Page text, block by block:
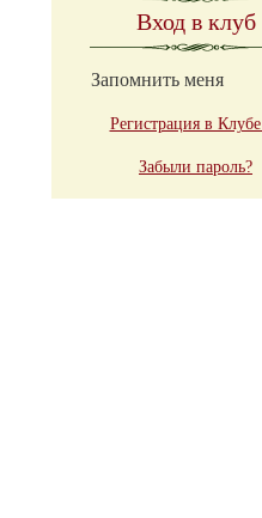
Вход в клуб
Запомнить меня
Регистрация в
Забыли пароль?